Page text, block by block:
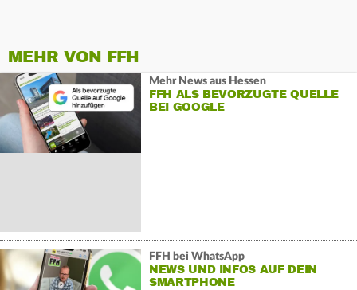
MEHR VON FFH
Mehr News aus Hessen
FFH ALS BEVORZUGTE QUELLE
BEI GOOGLE
FFH bei WhatsApp
NEWS UND INFOS AUF DEIN
SMARTPHONE